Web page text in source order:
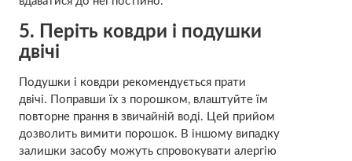
5. Періть ковдри і подушки
двічі
Подушки і ковдри рекомендується прати
двічі. Поправши їх з порошком, влаштуйте їм
повторне прання в звичайній воді. Цей прийом
дозволить вимити порошок. В іншому випадку
залишки засобу можуть спровокувати алергію